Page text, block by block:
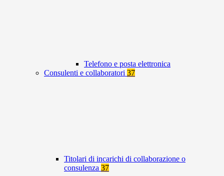
Telefono e posta elettronica
Consulenti e collaboratori 37
Titolari di incarichi di collaborazione o
consulenza 37